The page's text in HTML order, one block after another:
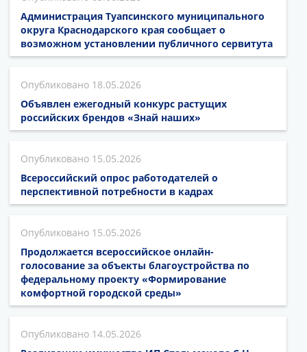
Администрация Туапсинского муниципального
округа Краснодарского края сообщает о
возможном установлении публичного сервитута
18.05.2026
Объявлен ежегодный конкурс растущих
российских брендов «Знай наших»
15.05.2026
Всероссийский опрос работодателей о
перспективной потребности в кадрах
15.05.2026
Продолжается всероссийское онлайн-
голосование за объекты благоустройства по
федеральному проекту «Формирование
комфортной городской среды»
14.05.2026